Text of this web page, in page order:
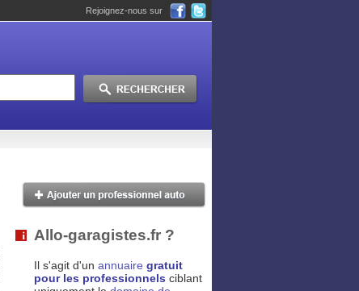
Rejoignez-nous sur
Allo-garagistes.fr ?
Il s'agit d'un annuaire gratuit
pour les professionnels ciblant